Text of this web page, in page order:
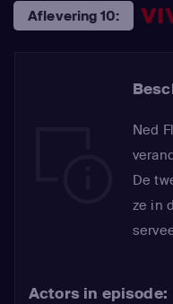
Aflevering 10:
Ned
De
ze in
Actors in episode: